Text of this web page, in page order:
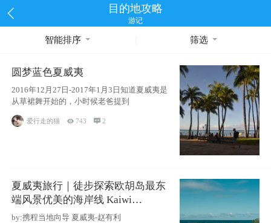
目的地攻略
游记
智能排序 筛选
圆梦蓝色夏威夷
2016年12月27日-2017年1月3日知道夏威夷是
从草裙舞开始的，小时候老爸提到
爱行走的猫 743 2
夏威夷旅行｜徒步探索欧胡岛最东
端风景优美的海岸线 Kaiwi
Shoreline Trail
by:携程当地向导 夏威夷-赵有利